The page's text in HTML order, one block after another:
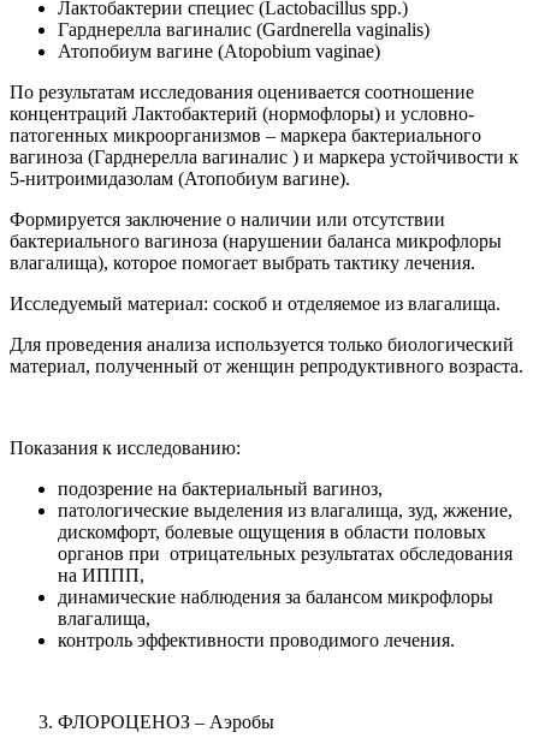
Лактобактерии специес (Lactobacillus spp.)
Гарднерелла вагиналис (Gardnerella vaginalis)
Атопобиум вагине (Atopobium vaginae)
По результатам исследования оценивается соотношение
концентраций Лактобактерий (нормофлоры) и условно-
патогенных микроорганизмов – маркера бактериального
вагиноза (Гарднерелла вагиналис ) и маркера устойчивости к
5-нитроимидазолам (Атопобиум вагине).
Формируется заключение о наличии или отсутствии
бактериального вагиноза (нарушении баланса микрофлоры
влагалища), которое помогает выбрать тактику лечения.
Исследуемый материал: соскоб и отделяемое из влагалища.
Для проведения анализа используется только биологический
материал, полученный от женщин репродуктивного возраста.
Показания к исследованию:
подозрение на бактериальный вагиноз,
патологические выделения из влагалища, зуд, жжение,
дискомфорт, болевые ощущения в области половых
органов при отрицательных результатах обследования
на ИППП,
динамические наблюдения за балансом микрофлоры
влагалища,
контроль эффективности проводимого лечения.
ФЛОРОЦЕНОЗ – Аэробы